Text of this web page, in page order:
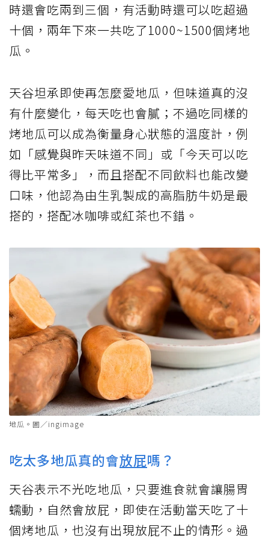
時還會吃兩到三個，有活動時還可以吃超過
十個，兩年下來一共吃了1000~1500個烤地
瓜。
天谷坦承即使再怎麼愛地瓜，但味道真的沒
有什麼變化，每天吃也會膩；不過吃同樣的
烤地瓜可以成為衡量身心狀態的溫度計，例
如「感覺與昨天味道不同」或「今天可以吃
得比平常多」，而且搭配不同飲料也能改變
口味，他認為由生乳製成的高脂肪牛奶是最
搭的，搭配冰咖啡或紅茶也不錯。
地瓜。圖／ingimage
吃太多地瓜真的會放屁嗎？
天谷表示不光吃地瓜，只要進食就會讓腸胃
蠕動，自然會放屁，即使在活動當天吃了十
個烤地瓜，也沒有出現放屁不止的情形。過